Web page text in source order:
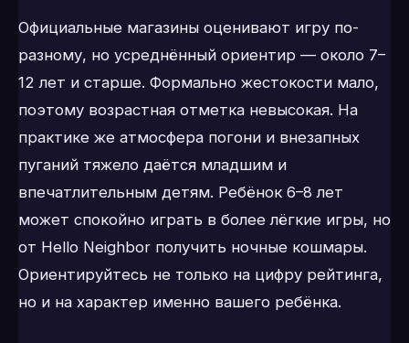
Официальные магазины оценивают игру по-
разному, но усреднённый ориентир — около 7–
12 лет и старше. Формально жестокости мало,
поэтому возрастная отметка невысокая. На
практике же атмосфера погони и внезапных
пуганий тяжело даётся младшим и
впечатлительным детям. Ребёнок 6–8 лет
может спокойно играть в более лёгкие игры, но
от Hello Neighbor получить ночные кошмары.
Ориентируйтесь не только на цифру рейтинга,
но и на характер именно вашего ребёнка.